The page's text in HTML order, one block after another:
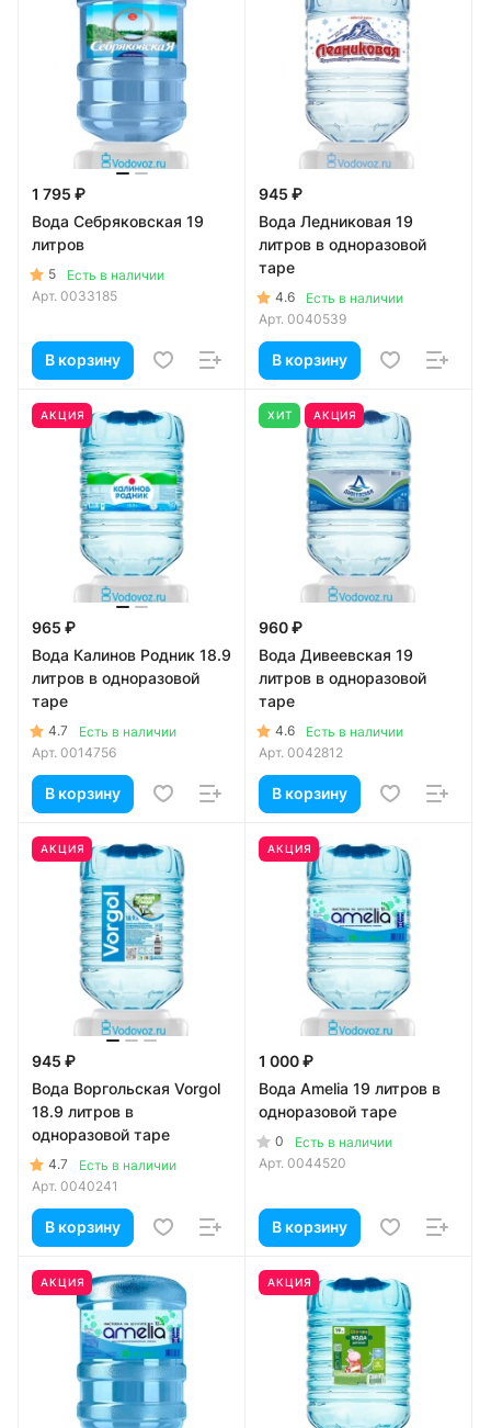
1 795 ₽
Вода Себряковская 19
литров
5
Есть в наличии
Арт. 0033185
В корзину
945 ₽
Вода Ледниковая 19
литров в одноразовой
таре
4.6
Есть в наличии
Арт. 0040539
В корзину
АКЦИЯ
965 ₽
Вода Калинов Родник 18.9
литров в одноразовой
таре
4.7
Есть в наличии
Арт. 0014756
В корзину
ХИТ АКЦИЯ
960 ₽
Вода Дивеевская 19
литров в одноразовой
таре
4.6
Есть в наличии
Арт. 0042812
В корзину
АКЦИЯ
945 ₽
Вода Воргольская Vorgol
18.9 литров в
одноразовой таре
4.7
Есть в наличии
Арт. 0040241
В корзину
АКЦИЯ
1 000 ₽
Вода Amelia 19 литров в
одноразовой таре
0
Есть в наличии
Арт. 0044520
В корзину
АКЦИЯ АКЦИЯ